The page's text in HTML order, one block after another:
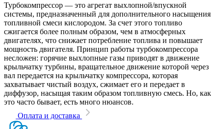
Турбокомпрессор — это агрегат выхлопной/впускной
системы, предназначенный для дополнительного насыщения
топливной смеси кислородом. За счет этого топливо
сжигается более полным образом, чем в атмосферных
двигателях, что снижает потребление топлива и повышает
мощность двигателя. Принцип работы турбокомпрессора
несложен: горячие выхлопные газы приводят в движение
крыльчатку турбины, вращательное движение которой через
вал передается на крыльчатку компрессора, которая
захватывает чистый воздух, сжимает его и передает в
диффузор, насыщая таким образом топливную смесь. Но, как
это часто бывает, есть много нюансов.
Оплата и доставка